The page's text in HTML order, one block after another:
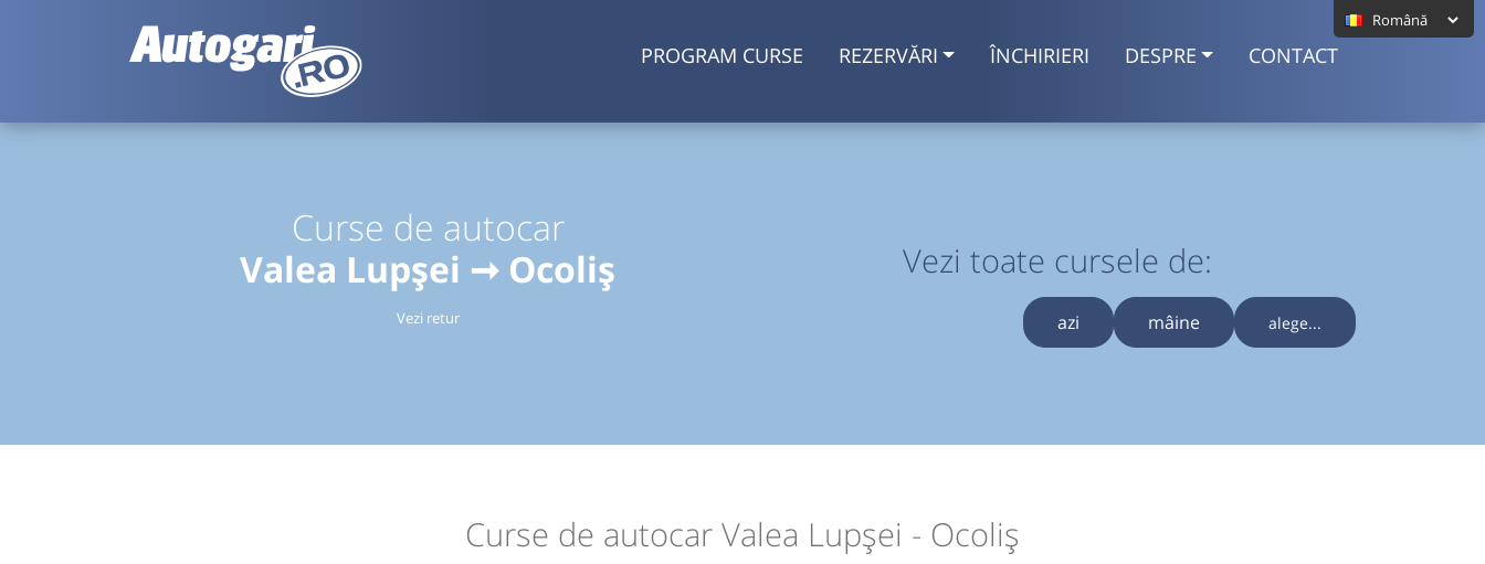
PROGRAM CURSE REZERVĂRI ÎNCHIRIERI DESPRE CONTACT
Curse de autocar
Valea Lupșei ➞ Ocoliș
Vezi retur
Vezi toate cursele de:
azi mâine alege...
Curse de autocar Valea Lupșei - Ocoliș